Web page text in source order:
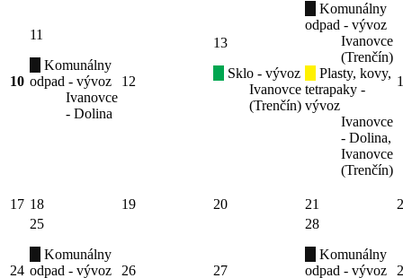
10
11
Komunálny
odpad - vývoz
Ivanovce
- Dolina
12
13
Sklo - vývoz
Ivanovce
(Trenčín)
Komunálny
odpad - vývoz
Ivanovce
(Trenčín)
Plasty, kovy,
tetrapaky -
vývoz
Ivanovce
- Dolina,
Ivanovce
(Trenčín)
17 18 19 20 21
24
25
Komunálny
odpad - vývoz
26 27
28
Komunálny
odpad - vývoz